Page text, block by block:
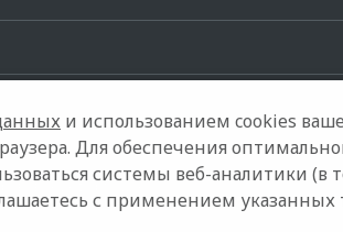
информация
и использованием cookies
Для обеспечения
системы веб-аналитики (в
с применением указанных